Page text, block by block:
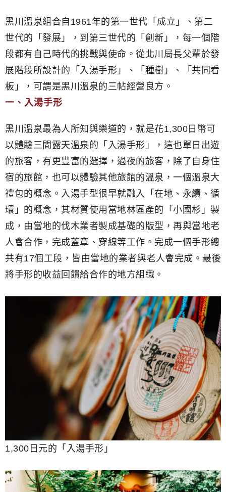
黑川溫泉組合自1961年的第一世代「成立」、第二
世代的「發展」，到第三世代的「創新」，每一個階
段都有自己時代的挑戰與使命。從北川局長父輩於發
展階段所設計的「入湯手形」、「種樹」、「共同看
板」，可謂是黑川溫泉的三帖經營良方。
一、入湯手形
黑川溫泉最為人所知與樂道的，就是花1,300日幣可
以體驗三間露天溫泉的「入湯手形」，這也單日出遊
的旅客，有更豐富的選擇，過夜的旅客，除了自身住
宿的旅館，也可以體驗其他旅館的溫泉，一個溫泉大
禮包的概念。入湯手型很早就融入「在地、永續、循
環」的概念，其材質使用當地林區產的「小國杉」製
成，由當地的伐木業者製成基礎的版型，再與當地老
人會合作，完成蓋章、穿線等工作。完成一個手形總
共有17個工段，皆由當地的業者與老人會完成。最後
將手形的收益回饋給合作的地方組織。
1,300日元的「入湯手形」